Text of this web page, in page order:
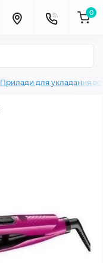
0
Прилади для укладання